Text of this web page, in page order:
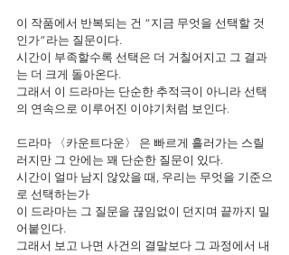
이 작품에서 반복되는 건 “지금 무엇을 선택할 것
인가”라는 질문이다.
시간이 부족할수록 선택은 더 거칠어지고 그 결과
는 더 크게 돌아온다.
그래서 이 드라마는 단순한 추적극이 아니라 선택
의 연속으로 이루어진 이야기처럼 보인다.
드라마 〈카운트다운〉 은 빠르게 흘러가는 스릴
러지만 그 안에는 꽤 단순한 질문이 있다.
시간이 얼마 남지 않았을 때, 우리는 무엇을 기준으
로 선택하는가
이 드라마는 그 질문을 끊임없이 던지며 끝까지 밀
어붙인다.
그래서 보고 나면 사건의 결말보다 그 과정에서 내